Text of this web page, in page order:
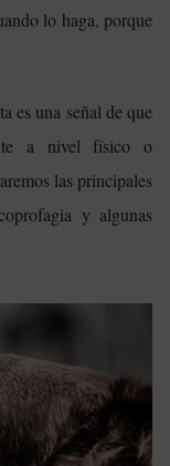
lo haga, porque
es una señal de que
a nivel físico o
las principales
y algunas